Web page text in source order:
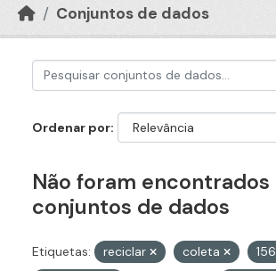
Conjuntos de dados
Ordenar por
Não foram encontrados
conjuntos de dados
Etiquetas: reciclar coleta
156